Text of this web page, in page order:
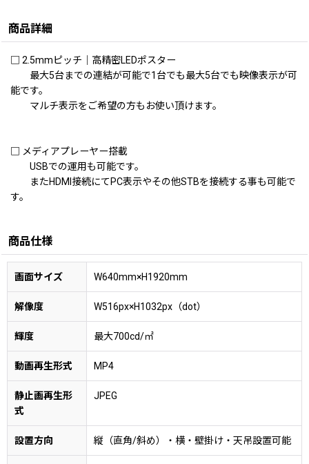
商品詳細
□ 2.5mmピッチ｜高精密LEDポスター
最大5台までの連結が可能で1台でも最大5台でも映像表示が可
能です。
マルチ表示をご希望の方もお使い頂けます。
□ メディアプレーヤー搭載
USBでの運用も可能です。
またHDMI接続にてPC表示やその他STBを接続する事も可能で
す。
商品仕様
画面サイズ W640mm×H1920mm
解像度 W516px×H1032px（dot）
輝度 最大700cd/㎡
動画再生形式 MP4
静止画再生形
式
JPEG
設置方向 縦（直角/斜め）・横・壁掛け・天吊設置可能